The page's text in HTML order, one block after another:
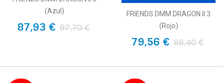
(azul)
87,93 € 97,70 €
FRIENDS DMM DRAGON II 3
(rojo)
79,56 € 88,40 €